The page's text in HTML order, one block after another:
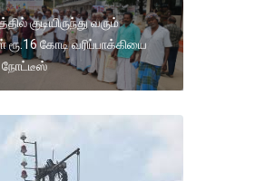
குடியிருந்து வரும்
கோடி வரிப்பாக்கியை
நோட்டீஸ்